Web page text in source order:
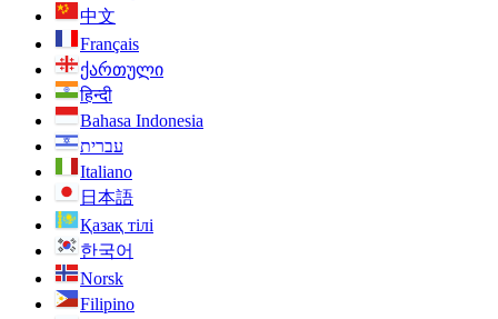
中文
Français
ქართული
हिन्दी
Bahasa Indonesia
עברית
Italiano
日本語
Қазақ тілі
한국어
Norsk
Filipino